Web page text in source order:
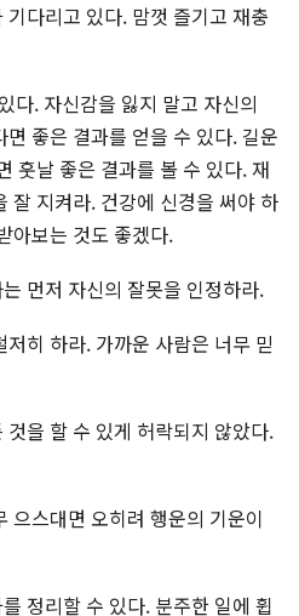
다리고 있다. 맘껏 즐기고 재충
다. 자신감을 잃지 말고 자신의
좋은 결과를 얻을 수 있다. 길운
훗날 좋은 결과를 볼 수 있다. 재
잘 지켜라. 건강에 신경을 써야 하
아보는 것도 좋겠다.
먼저 자신의 잘못을 인정하라.
히 하라. 가까운 사람은 너무 믿
을 할 수 있게 허락되지 않았다.
으스대면 오히려 행운의 기운이
정리할 수 있다. 분주한 일에 휩